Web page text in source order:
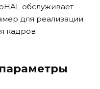
обслуживает
для реализации
кадров